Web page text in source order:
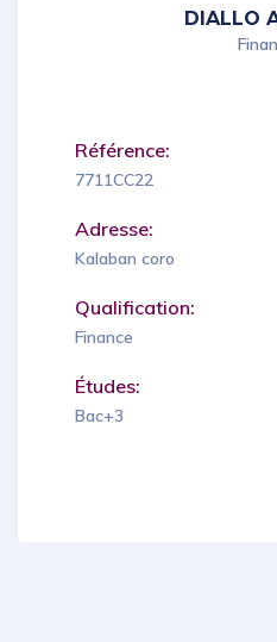
DIALLO
Référence:
7711CC22
Adresse:
Kalaban coro
Qualification:
Finance
Études:
Bac+3